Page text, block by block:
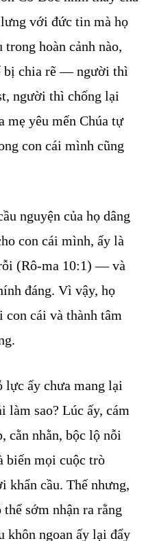
với đức tin mà họ
hoàn cảnh nào,
bị chia rẽ — người thì
người thì chống lại
mẹ yêu mến Chúa tự
con cái mình cũng
nguyện của họ dâng
con cái mình, ấy là
(Rô-ma 10:1) — và
đáng. Vì vậy, họ
con cái và thành tâm
lực ấy chưa mang lại
làm sao? Lúc ấy, cám
cằn nhằn, bộc lộ nỗi
biến mọi cuộc trò
khẩn cầu. Thế nhưng,
sớm nhận ra rằng
khôn ngoan ấy lại đẩy